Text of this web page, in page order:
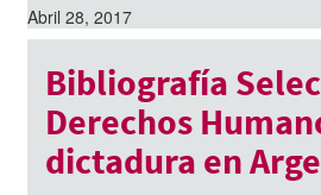
Abril 28, 2017
Bibliografía
Derechos
dictadura en